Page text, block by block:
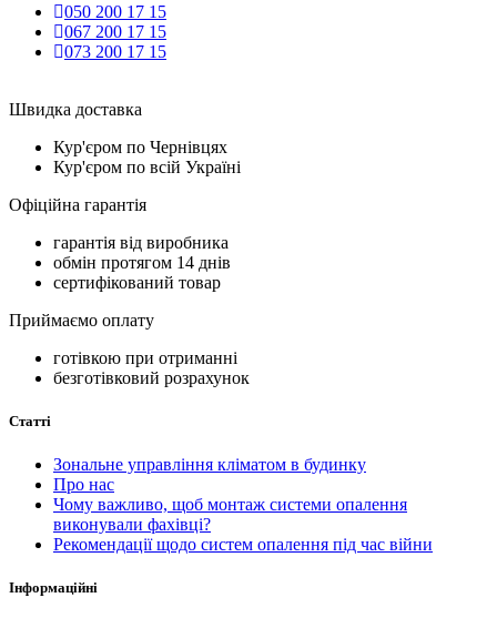
050 200 17 15
067 200 17 15
073 200 17 15
Швидка доставка
Кур'єром по Чернівцях
Кур'єром по всій Україні
Офіційна гарантія
гарантія від виробника
обмін протягом 14 днів
сертифікований товар
Приймаємо оплату
готівкою при отриманні
безготівковий розрахунок
Статті
Зональне управління кліматом в будинку
Про нас
Чому важливо, щоб монтаж системи опалення
виконували фахівці?
Рекомендації щодо систем опалення під час війни
Інформаційні